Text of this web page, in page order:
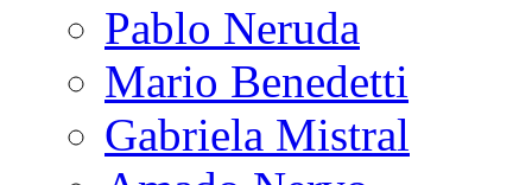
Pablo Neruda
Mario Benedetti
Gabriela Mistral